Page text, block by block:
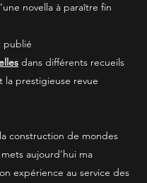
novella à paraître fin
publié
dans différents recueils
la prestigieuse revue
construction de mondes
aujourd’hui ma
expérience au service des